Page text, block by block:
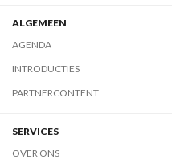
ALGEMEEN
AGENDA
INTRODUCTIES
PARTNERCONTENT
SERVICES
OVER ONS